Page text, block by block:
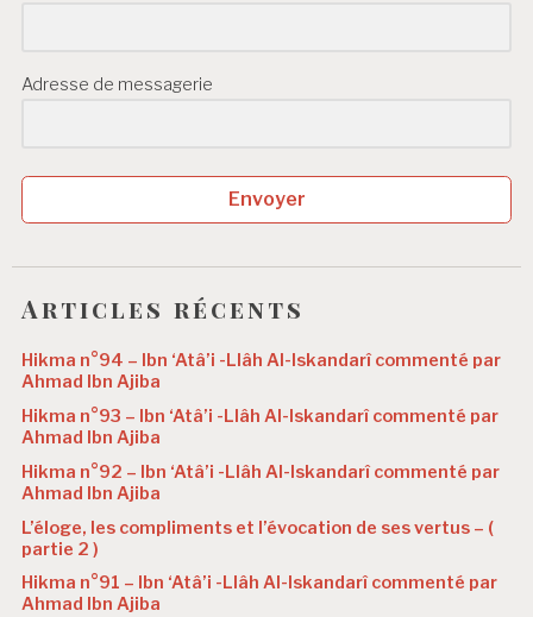
Adresse de messagerie
Envoyer
Articles récents
Hikma n°94 – Ibn ‘Atâ’i -Llâh Al-Iskandarî commenté par
Ahmad Ibn Ajiba
Hikma n°93 – Ibn ‘Atâ’i -Llâh Al-Iskandarî commenté par
Ahmad Ibn Ajiba
Hikma n°92 – Ibn ‘Atâ’i -Llâh Al-Iskandarî commenté par
Ahmad Ibn Ajiba
L’éloge, les compliments et l’évocation de ses vertus – (
partie 2 )
Hikma n°91 – Ibn ‘Atâ’i -Llâh Al-Iskandarî commenté par
Ahmad Ibn Ajiba